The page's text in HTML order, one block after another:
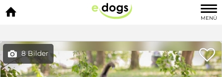

MENÜ
 8 Bilder 